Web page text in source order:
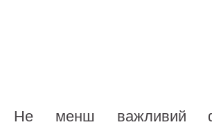
Не менш важливий